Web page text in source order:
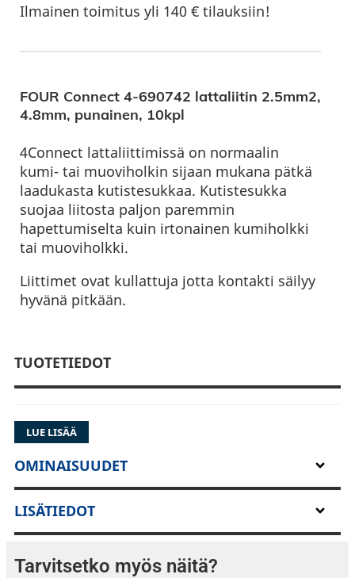
Ilmainen toimitus yli 140 € tilauksiin!
FOUR Connect 4-690742 lattaliitin 2.5mm2,
4.8mm, punainen, 10kpl
4Connect lattaliittimissä on normaalin
kumi- tai muoviholkin sijaan mukana pätkä
laadukasta kutistesukkaa. Kutistesukka
suojaa liitosta paljon paremmin
hapettumiselta kuin irtonainen kumiholkki
tai muoviholkki.
Liittimet ovat kullattuja jotta kontakti säilyy
hyvänä pitkään.
TUOTETIEDOT
LUE LISÄÄ
OMINAISUUDET
LISÄTIEDOT
Tarvitsetko myös näitä?